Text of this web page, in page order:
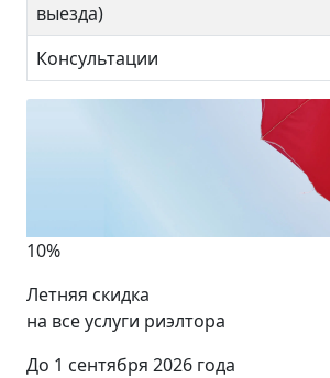
выезда)
Консультации
10%
Летняя скидка
на все услуги риэлтора
До 1 сентября 2026 года